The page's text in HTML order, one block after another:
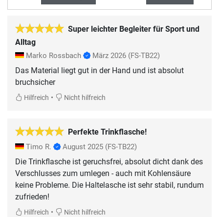
Super leichter Begleiter für Sport und
Alltag
Marko Rossbach März 2026 (FS-TB22)
Das Material liegt gut in der Hand und ist absolut
bruchsicher
Hilfreich • Nicht hilfreich
Perfekte Trinkflasche!
Timo R. August 2025 (FS-TB22)
Die Trinkflasche ist geruchsfrei, absolut dicht dank des
Verschlusses zum umlegen - auch mit Kohlensäure
keine Probleme. Die Haltelasche ist sehr stabil, rundum
zufrieden!
Hilfreich • Nicht hilfreich